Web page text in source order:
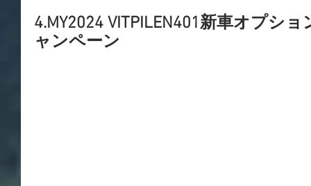
4.MY2024 VITPILEN401新車オプシ
ャンペーン